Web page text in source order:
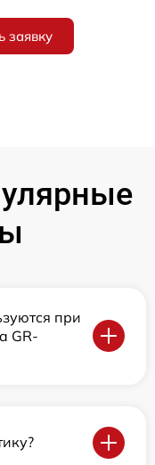
заявку
при
GR-